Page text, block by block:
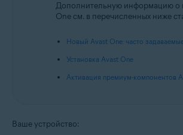
Дополнительную информацию о
One см. в перечисленных ниже
Новый Avast One: часто
Установка Avast One
Активация премиум-компонентов
Ваше устройство: